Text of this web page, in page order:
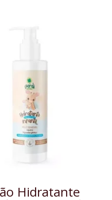
Hidratante